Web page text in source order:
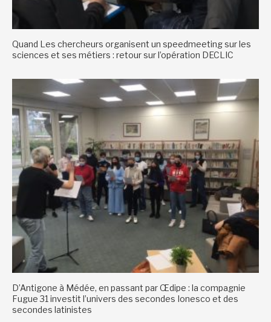
Quand Les chercheurs organisent un speedmeeting sur les
sciences et ses métiers : retour sur l’opération DECLIC
D’Antigone à Médée, en passant par Œdipe : la compagnie
Fugue 31 investit l’univers des secondes Ionesco et des
secondes latinistes